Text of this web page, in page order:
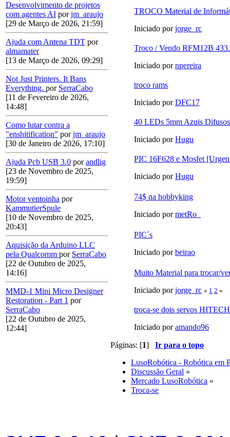
Desenvolvimento de projetos
com agentes AI porjm_araujo
[29 de Março de 2026, 21:59]
Ajuda com Antena TDT por
almamater
[13 de Março de 2026, 09:29]
Not Just Printers. It Bans
Everything. por SerraCabo
[11 de Fevereiro de 2026,
14:48]
Como lutar contra a
"enshitification" porjm_araujo
[30 de Janeiro de 2026, 17:10]
Ajuda Pcb USB 3.0 porandlig
[23 de Novembro de 2025,
19:59]
Motor ventoinha por
KammutierSpule
[10 de Novembro de 2025,
20:43]
Aquisição da Arduino LLC
pela Qualcomm por SerraCabo
[22 de Outubro de 2025,
14:16]
MMD-1 Mini Micro Designer
Restoration - Part 1 por
SerraCabo
[22 de Outubro de 2025,
12:44]
TROCO Material de
Iniciado porjorge_rc
Troco / Vendo RFM12B
Iniciado pornpereira
troco rams
Iniciado porDFC17
40 LEDs 5mm Azuis
Iniciado porHugu
PIC 16F628 e Mosfet
Iniciado porHugu
74$ na hobbyking
Iniciado pormetRo_
PIC´s
Iniciado porbeirao
Muito Material para trocar/
Iniciado porjorge_rc « 1 2 »
troca-se dois servos
Iniciado poramando96
Páginas: [1] Ir para o topo
LusoRobótica - Robótica em
Discussão Geral »
Mercado LusoRobótica »
Troca-se